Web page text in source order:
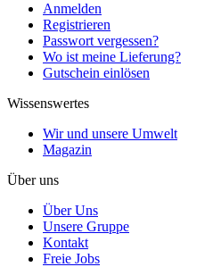
Anmelden
Registrieren
Passwort vergessen?
Wo ist meine Lieferung?
Gutschein einlösen
Wissenswertes
Wir und unsere Umwelt
Magazin
Über uns
Über Uns
Unsere Gruppe
Kontakt
Freie Jobs